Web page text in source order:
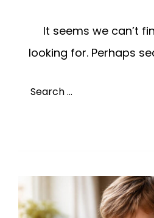
It seems we can’t
looking for. Perhaps